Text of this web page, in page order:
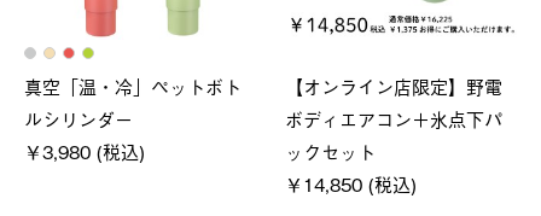
真空「温・冷」ペットボト
ルシリンダー
￥3,980 (税込)
【オンライン店限定】野電
ボディエアコン＋氷点下パ
ックセット
￥14,850 (税込)